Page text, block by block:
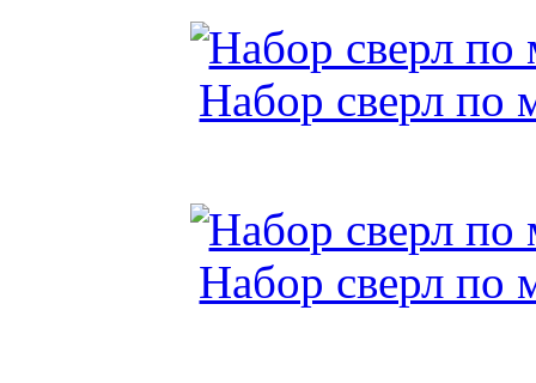
Набор сверл по
Набор сверл по